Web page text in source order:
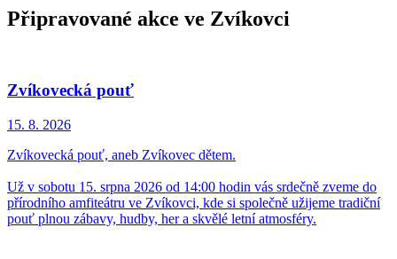
Připravované akce ve Zvíkovci
Zvíkovecká pouť
15. 8. 2026
Zvíkovecká pouť, aneb Zvíkovec dětem.
Už v sobotu 15. srpna 2026 od 14:00 hodin vás srdečně zveme do
přírodního amfiteátru ve Zvíkovci, kde si společně užijeme tradiční
pouť plnou zábavy, hudby, her a skvělé letní atmosféry.